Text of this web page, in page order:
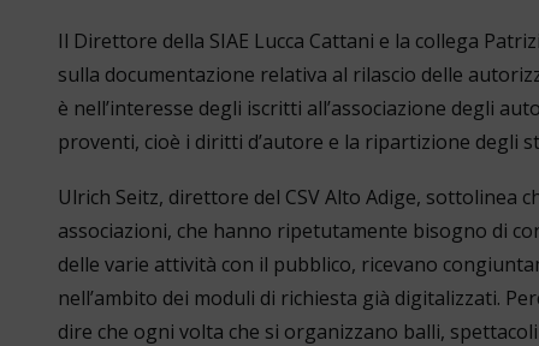
Il Direttore della SIAE Lucca Cattani e la collega
sulla documentazione relativa al rilascio delle
è nell’interesse degli iscritti all’associazione degli
proventi, cioè i diritti d’autore e la ripartizione degli
Ulrich Seitz, direttore del CSV Alto Adige, sottolinea
associazioni, che hanno ripetutamente bisogno di
delle varie attività con il pubblico, ricevano
nell’ambito dei moduli di richiesta già digitalizzati.
dire che ogni volta che si organizzano balli,